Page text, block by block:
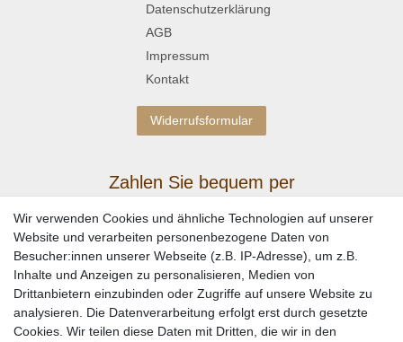
Datenschutzerklärung
AGB
Impressum
Kontakt
Widerrufsformular
Zahlen Sie bequem per
Wir verwenden Cookies und ähnliche Technologien auf unserer
Website und verarbeiten personenbezogene Daten von
Besucher:innen unserer Webseite (z.B. IP-Adresse), um z.B.
Inhalte und Anzeigen zu personalisieren, Medien von
Drittanbietern einzubinden oder Zugriffe auf unsere Website zu
analysieren. Die Datenverarbeitung erfolgt erst durch gesetzte
Cookies. Wir teilen diese Daten mit Dritten, die wir in den